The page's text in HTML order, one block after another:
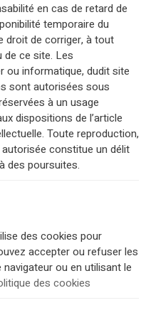
en cas de retard de
temporaire du
droit de corriger, à tout
de ce site. Les
ou informatique, dudit site
sont autorisées sous
à un usage
dispositions de l’article
Toute reproduction,
constitue un délit
des poursuites.
des cookies pour
accepter ou refuser les
ou en utilisant le
des cookies